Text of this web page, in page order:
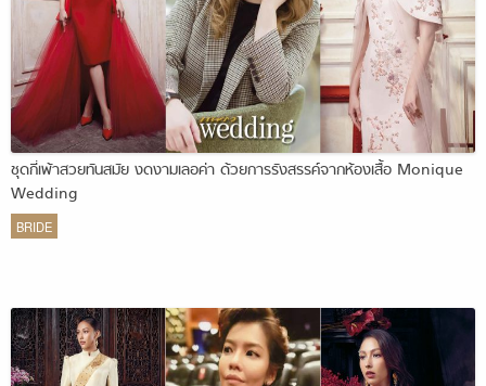
ชุดกี่เพ้าสวยทันสมัย งดงามเลอค่า ด้วยการรังสรรค์จากห้องเสื้อ Monique
Wedding
BRIDE